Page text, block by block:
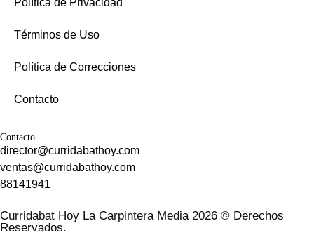
Política de Privacidad
Términos de Uso
Política de Correcciones
Contacto
Contacto
director@curridabathoy.com
ventas@curridabathoy.com
88141941
Curridabat Hoy La Carpintera Media 2026 © Derechos
Reservados.